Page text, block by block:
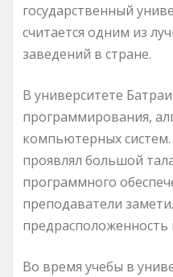
государственный
считается одним из
заведений в стране.
В университете
программирования,
компьютерных
проявлял большой
программного
преподаватели
Во время учебы в